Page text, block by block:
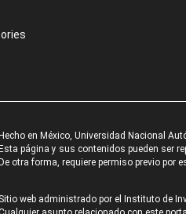
Hecho en México, Universidad Nacional
Esta página y sus contenidos pueden ser
De otra forma, requiere permiso previo por
Sitio web administrado por el Instituto de